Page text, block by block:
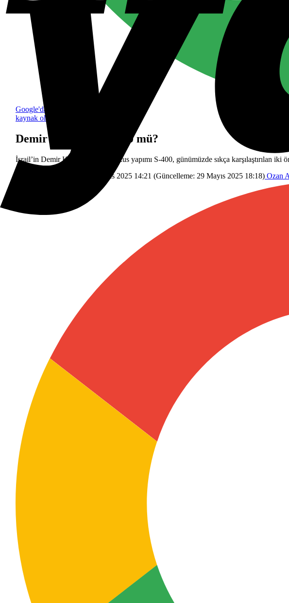
Google'da tercih edilen
kaynak olarak ekle
Demir Kubbe mi, S-400 mü?
İsrail’in Demir Kubbe sistemi ile Rus yapımı S-400, günümüzde sıkça karşılaştırılan iki
29 Mayıs 2025 14:21 (Güncelleme: 29 Mayıs 2025 18:18) Ozan